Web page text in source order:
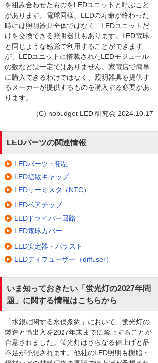
を組み合わせたものをLEDユニットと呼ぶこと
があります。電球同様、LEDの寿命が終わった
時には照明器具全体ではなく、LEDユニットだ
けを交換できる照明器具もあります。LED電球
と同じような感覚で利用することができます
が、LEDユニットに搭載されたLEDモジュール
の数などは一定ではありません。家電店で簡単
に購入できるわけではなく、照明器具を提供す
るメーカーが提供するものを購入する必要があ
ります。
(C) nobudget LED 研究会 2024.10.17
LEDパーツの関連情報
LEDパーツ・部品
LED拡散キャップ
LEDサーミスタ（NTC）
LEDベアチップ
LEDドライバー回路
LED電球カバー
LED安定器・バラスト
LEDディフューザー（diffuser）
いま知っておきたい「蛍光灯の2027年問
題」に関する情報はこちらから
「水銀に関する水俣条約」において、蛍光灯の
製造と輸出入を2027年末までに禁止することが
合意されました。蛍光灯はさらなる値上げと品
不足が予想されます。他社のLED照明も樹脂・